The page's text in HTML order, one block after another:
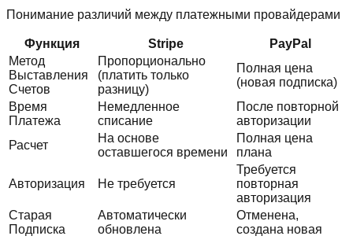
Понимание различий между платежными провайдерами
Функция Stripe
PayPal
Метод
Выставления
Счетов
Пропорционально
(платить только
разницу)
Полная цена
(новая подписка)
Время
Платежа
Немедленное
списание
После повторной
авторизации
Расчет
На основе
оставшегося времени
Полная цена
плана
Авторизация Не требуется
Требуется
повторная
авторизация
Старая
Подписка
Автоматически
обновлена
Отменена,
создана новая